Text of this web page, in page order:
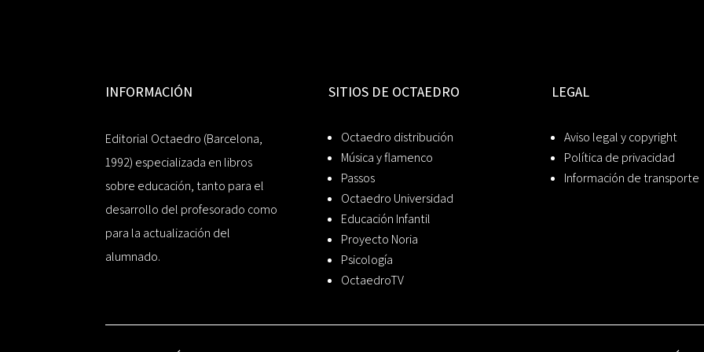
INFORMACIÓN
Editorial Octaedro (Barcelona,
1992) especializada en libros
sobre educación, tanto para el
desarrollo del profesorado como
para la actualización del
alumnado.
SITIOS DE OCTAEDRO
Octaedro distribución
Música y flamenco
Passos
Octaedro Universidad
Educación Infantil
Proyecto Noria
Psicología
OctaedroTV
LEGAL
Aviso legal y copyright
Política de privacidad
Información de transporte